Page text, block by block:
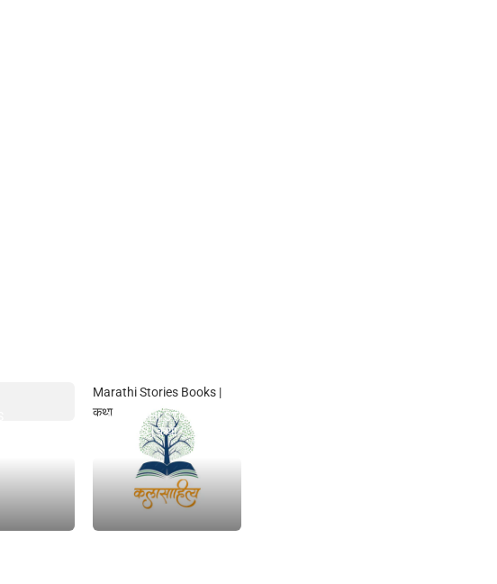
Marathi Stories Books |
कथाMARATHI STORIES
BOOKS | कथा